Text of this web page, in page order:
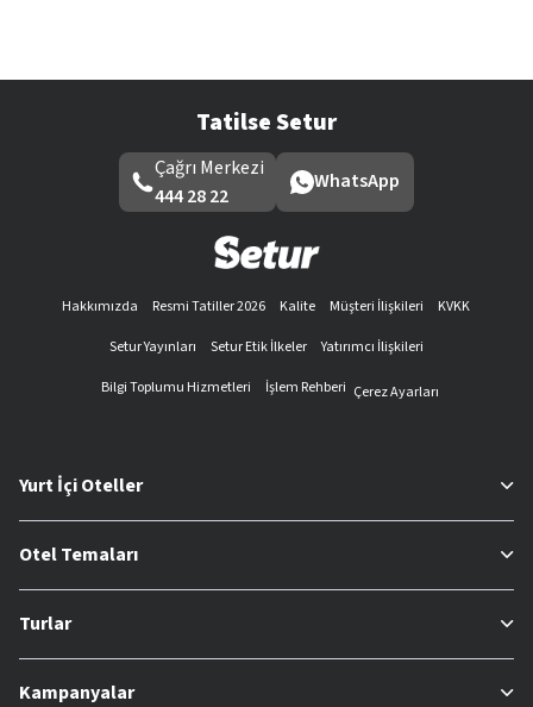
Tatilse Setur
Çağrı Merkezi
444 28 22
WhatsApp
Hakkımızda Resmi Tatiller 2026 Kalite Müşteri İlişkileri
KVKK
Setur Yayınları
Setur Etik İlkeler
Yatırımcı İlişkileri
Bilgi Toplumu Hizmetleri
İşlem Rehberi Çerez Ayarları
Yurt İçi Oteller
Otel Temaları
Turlar
Kampanyalar